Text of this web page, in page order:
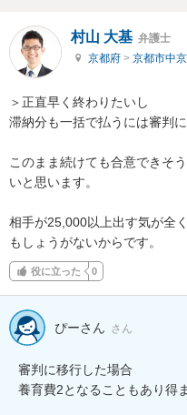
村山 大基 弁護士
京都府 > 京都市中
＞正直早く終わりたいし
滞納分も一括で払うには審判
このまま続けても合意できそ
いと思います。
相手が25,000以上出す気が全
もしょうがないからです。
役に立った 0
ぴーさん さん
審判に移行した場合
養育費2となることもあり得